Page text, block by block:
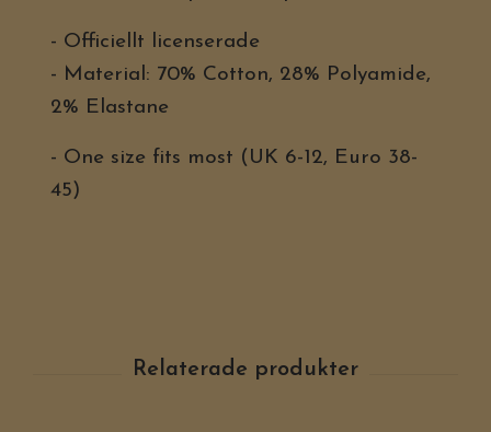
- Officiellt licenserade
- Material: 70% Cotton, 28% Polyamide,
2% Elastane
- One size fits most (UK 6-12, Euro 38-
45)